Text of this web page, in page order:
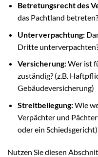
Betretungsrecht des
das Pachtland
Unterverpachtung:
Dritte
Versicherung:Wer ist
zuständig? (z.B.
Gebäudeversicherung)
Streitbeilegung:Wie
Verpächter und
oder ein Schiedsgericht)
Nutzen Sie diesen